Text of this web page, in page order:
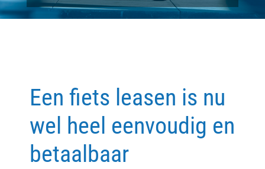
Modellen
Contact
Een fiets leasen is nu
wel heel eenvoudig en
betaalbaar